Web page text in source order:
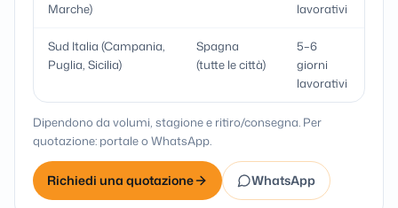
Marche)
lavorativi
Sud Italia (Campania,
Puglia, Sicilia)
Spagna
(tutte le città)
5–6
giorni
lavorativi
Dipendono da volumi, stagione e ritiro/consegna. Per
quotazione: portale o WhatsApp.
Richiedi una quotazione WhatsApp